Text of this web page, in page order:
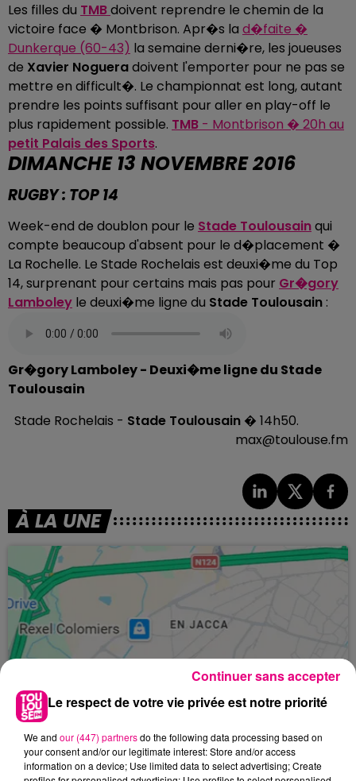
Les filles du TMBdoivent reprendre le chemin de la
victoire face � Montbrison. Apr�s la d�faite �
Dunkerque (60-43) la semaine derni�re, les joueuses
de Xavier Nogueradoivent l'emporter pour ne pas se
mettre en difficult�. Le championnat est long, autant
prendre les points suffisant pour aller en play-off le
plus rapidement possible. TMB - Montbrison � 20h au
petit Palais des Sports.
DIMANCHE 13 NOVEMBRE 2016
RUGBY : TOP 14
Week-end de doublon pour le Stade Toulousainqui
compte beaucoup d'absent pour le d�placement �
La Rochelle. Le Stade Rochelais est deuxi�me du Top
14, surprenant pour certains mais pas pour Gr�gory
Lamboley le deuxi�me ligne du Stade Toulousain :
Gr�gory Lamboley - Deuxi�me ligne du Stade
Toulousain
Stade Rochelais - Stade Toulousain � 14h50.
max@toulouse.fm
À LA UNE
Le respect de votre vie privée est notre priorité
We and our (447) partnersdo the following data processing based on
your consent and/or our legitimate interest: Store and/or access
information on a device; Use limited data to select advertising; Create
Continuer sans accepter